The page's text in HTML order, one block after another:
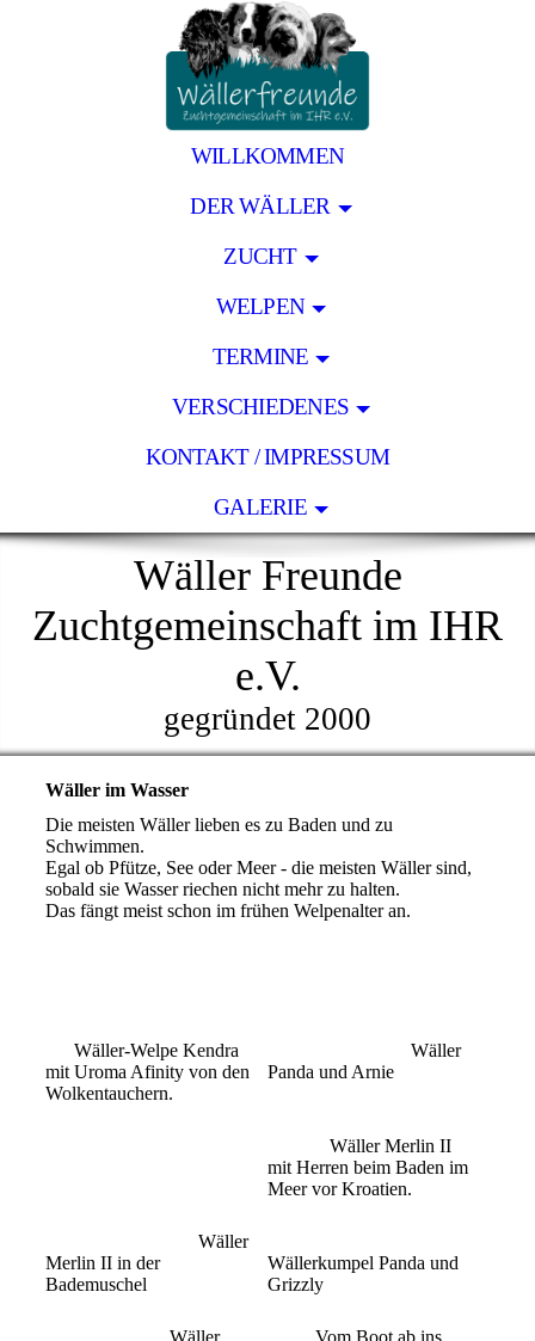
WILLKOMMEN
DER WÄLLER
ZUCHT
WELPEN
TERMINE
VERSCHIEDENES
KONTAKT / IMPRESSUM
GALERIE
Wäller Freunde
Zuchtgemeinschaft im IHR
e.V.
gegründet 2000
Wäller im Wasser
Die meisten Wäller lieben es zu Baden und zu
Schwimmen.
Egal ob Pfütze, See oder Meer - die meisten Wäller sind,
sobald sie Wasser riechen nicht mehr zu halten.
Das fängt meist schon im frühen Welpenalter an.
Wäller-Welpe Kendra
mit Uroma Afinity von den
Wolkentauchern.
Wäller
Panda und Arnie
Wäller Merlin II
mit Herren beim Baden im
Meer vor Kroatien.
Wäller
Merlin II in der
Bademuschel
Wällerkumpel Panda und
Grizzly